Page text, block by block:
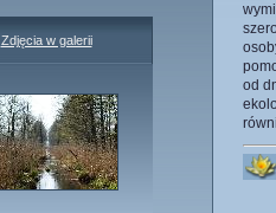
Zdjęcia w galerii
od